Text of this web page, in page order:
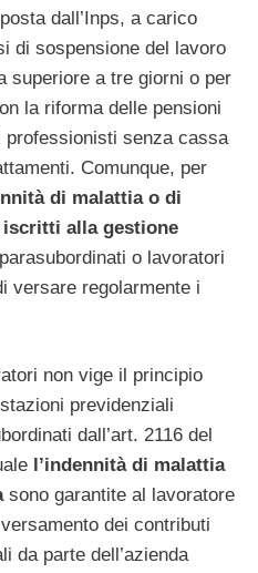
dall’Inps, a carico
di sospensione del lavoro
superiore a tre giorni o per
la riforma delle pensioni
professionisti senza cassa
Comunque, per
di malattia o di
iscritti alla gestione
o lavoratori
versare regolarmente i
non vige il principio
previdenziali
dall’art. 2116 del
l’indennità di malattia
sono garantite al lavoratore
dei contributi
da parte dell’azienda